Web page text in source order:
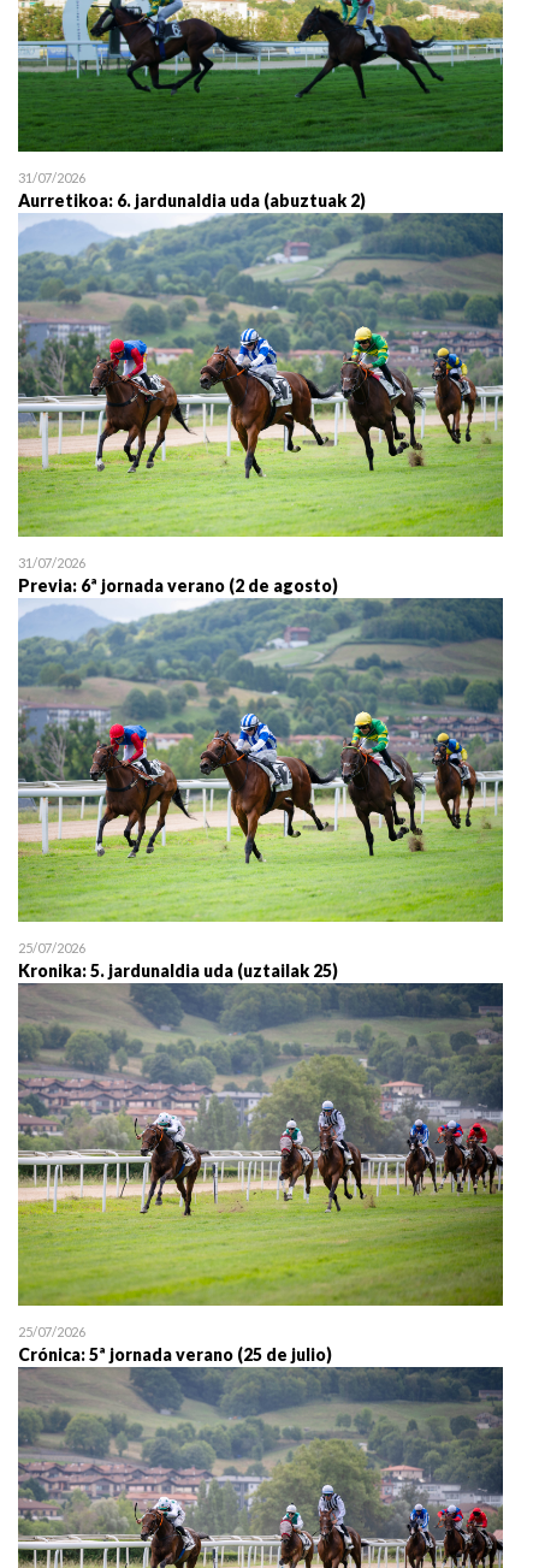
31/07/2026
Aurretikoa: 6. jardunaldia uda (abuztuak 2)
31/07/2026
Previa: 6ª jornada verano (2 de agosto)
25/07/2026
Kronika: 5. jardunaldia uda (uztailak 25)
25/07/2026
Crónica: 5ª jornada verano (25 de julio)